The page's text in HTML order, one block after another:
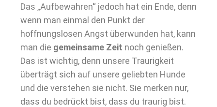
Das „Aufbewahren“ jedoch hat ein Ende, denn
wenn man einmal den Punkt der
hoffnungslosen Angst überwunden hat, kann
man die gemeinsame Zeit noch genießen.
Das ist wichtig, denn unsere Traurigkeit
überträgt sich auf unsere geliebten Hunde
und die verstehen sie nicht. Sie merken nur,
dass du bedrückt bist, dass du traurig bist.